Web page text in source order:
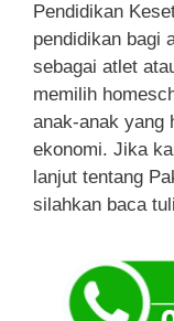
Pendidikan
pendidikan bagi
sebagai atlet
memilih
anak-anak yang
ekonomi. Jika
lanjut tentang
silahkan baca